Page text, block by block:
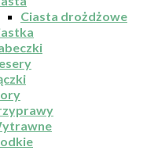
Ciasta drożdżowe